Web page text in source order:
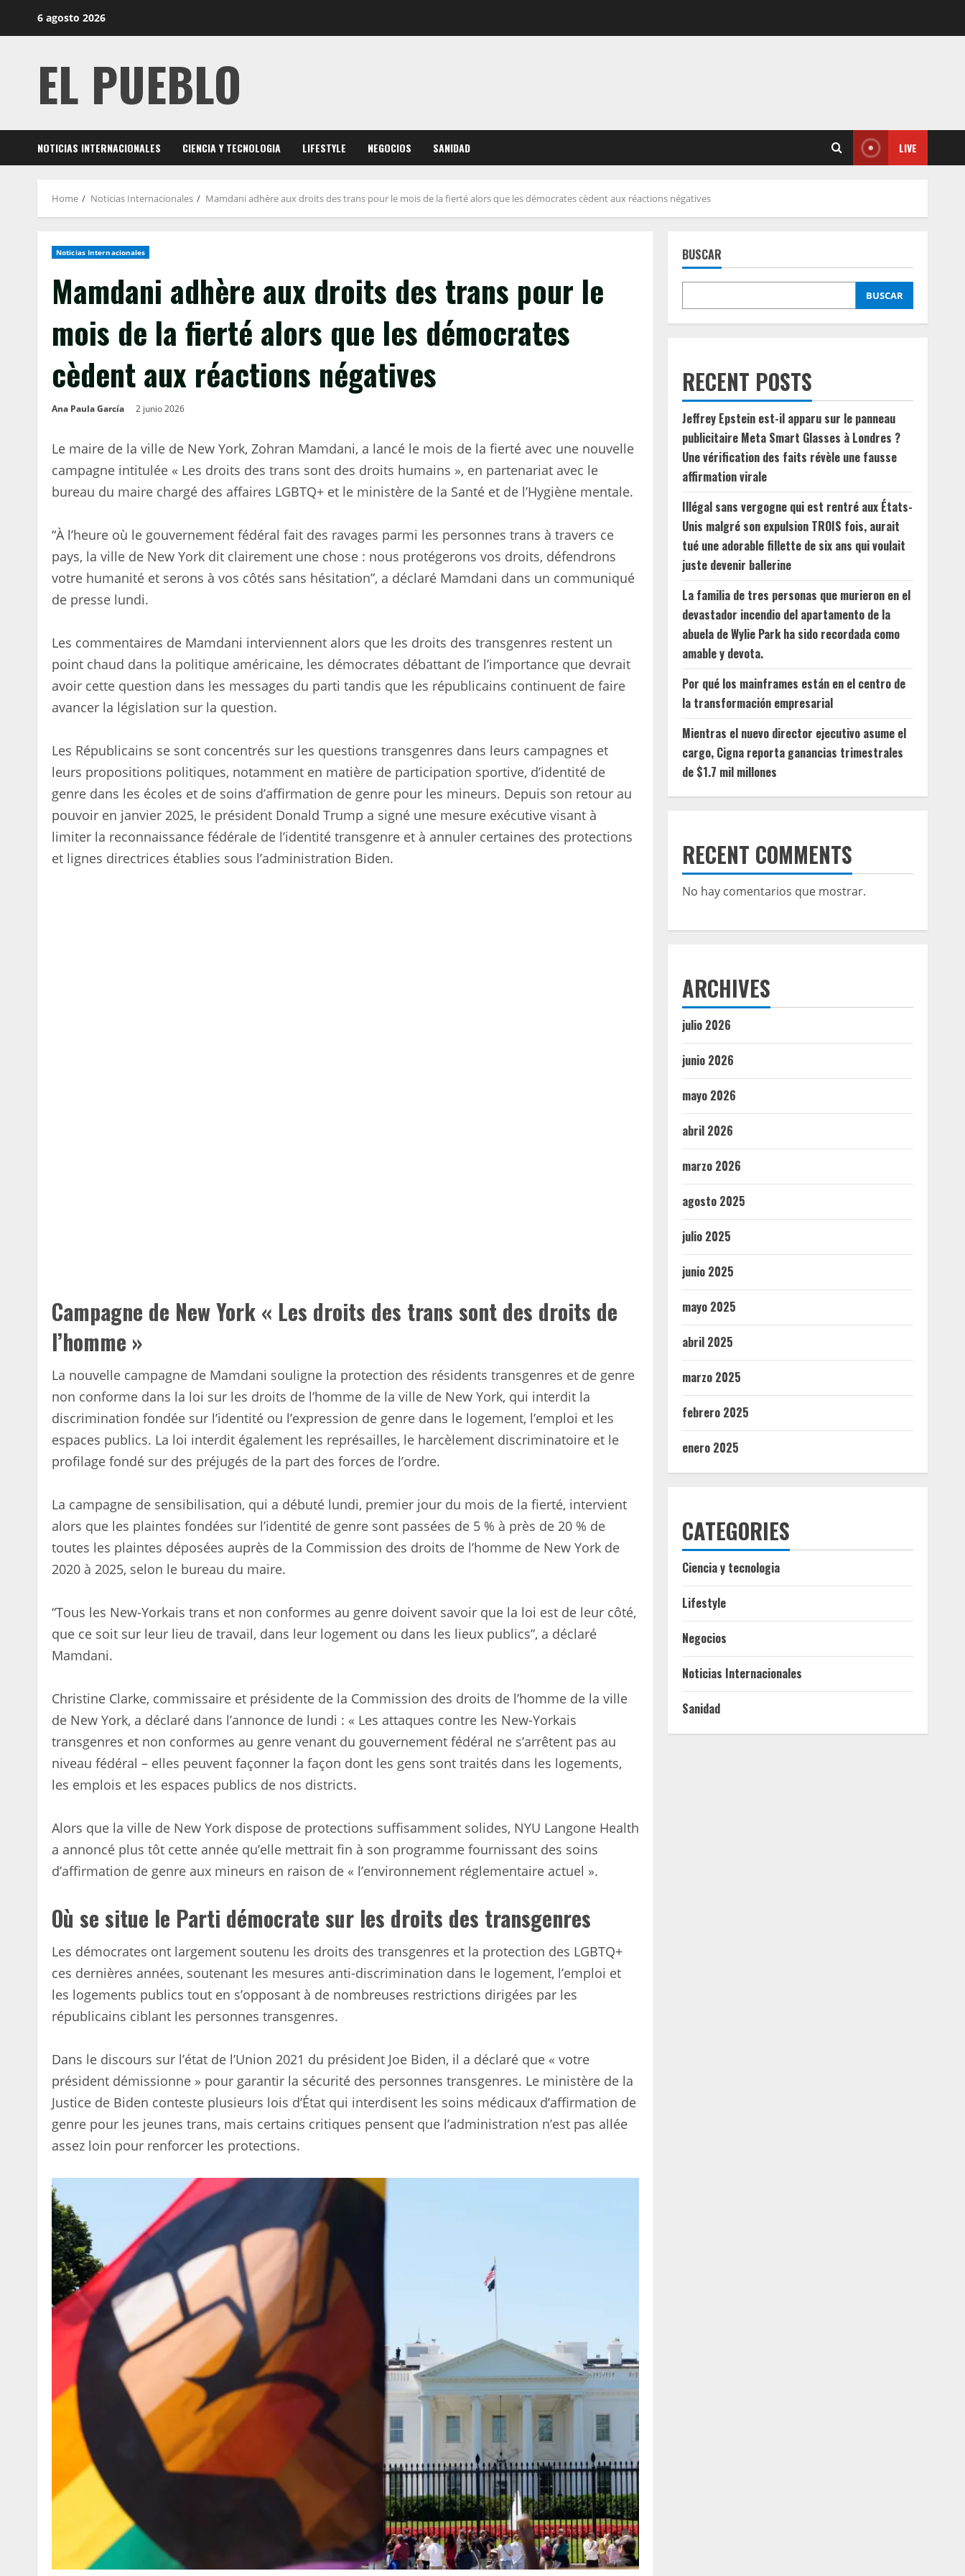
6 agosto 2026
EL PUEBLO
NOTICIAS INTERNACIONALES CIENCIA Y TECNOLOGIA LIFESTYLE NEGOCIOS SANIDAD LIVE
Home Noticias Internacionales Mamdani adhère aux droits des trans pour le mois de la fierté alors que les démocrates cèdent aux réactions négatives
Noticias Internacionales
Mamdani adhère aux droits des trans pour le
mois de la fierté alors que les démocrates
cèdent aux réactions négatives
Ana Paula García 2 junio 2026
Le maire de la ville de New York, Zohran Mamdani, a lancé le mois de la fierté avec une nouvelle
campagne intitulée « Les droits des trans sont des droits humains », en partenariat avec le
bureau du maire chargé des affaires LGBTQ+ et le ministère de la Santé et de l’Hygiène mentale.
“À l’heure où le gouvernement fédéral fait des ravages parmi les personnes trans à travers ce
pays, la ville de New York dit clairement une chose : nous protégerons vos droits, défendrons
votre humanité et serons à vos côtés sans hésitation”, a déclaré Mamdani dans un communiqué
de presse lundi.
Les commentaires de Mamdani interviennent alors que les droits des transgenres restent un
point chaud dans la politique américaine, les démocrates débattant de l’importance que devrait
avoir cette question dans les messages du parti tandis que les républicains continuent de faire
avancer la législation sur la question.
Les Républicains se sont concentrés sur les questions transgenres dans leurs campagnes et
leurs propositions politiques, notamment en matière de participation sportive, d’identité de
genre dans les écoles et de soins d’affirmation de genre pour les mineurs. Depuis son retour au
pouvoir en janvier 2025, le président Donald Trump a signé une mesure exécutive visant à
limiter la reconnaissance fédérale de l’identité transgenre et à annuler certaines des protections
et lignes directrices établies sous l’administration Biden.
Campagne de New York « Les droits des trans sont des droits de
l’homme »
La nouvelle campagne de Mamdani souligne la protection des résidents transgenres et de genre
non conforme dans la loi sur les droits de l’homme de la ville de New York, qui interdit la
discrimination fondée sur l’identité ou l’expression de genre dans le logement, l’emploi et les
espaces publics. La loi interdit également les représailles, le harcèlement discriminatoire et le
profilage fondé sur des préjugés de la part des forces de l’ordre.
La campagne de sensibilisation, qui a débuté lundi, premier jour du mois de la fierté, intervient
alors que les plaintes fondées sur l’identité de genre sont passées de 5 % à près de 20 % de
toutes les plaintes déposées auprès de la Commission des droits de l’homme de New York de
2020 à 2025, selon le bureau du maire.
“Tous les New-Yorkais trans et non conformes au genre doivent savoir que la loi est de leur côté,
que ce soit sur leur lieu de travail, dans leur logement ou dans les lieux publics”, a déclaré
Mamdani.
Christine Clarke, commissaire et présidente de la Commission des droits de l’homme de la ville
de New York, a déclaré dans l’annonce de lundi : « Les attaques contre les New-Yorkais
transgenres et non conformes au genre venant du gouvernement fédéral ne s’arrêtent pas au
niveau fédéral – elles peuvent façonner la façon dont les gens sont traités dans les logements,
les emplois et les espaces publics de nos districts.
Alors que la ville de New York dispose de protections suffisamment solides, NYU Langone Health
a annoncé plus tôt cette année qu’elle mettrait fin à son programme fournissant des soins
d’affirmation de genre aux mineurs en raison de « l’environnement réglementaire actuel ».
Où se situe le Parti démocrate sur les droits des transgenres
Les démocrates ont largement soutenu les droits des transgenres et la protection des LGBTQ+
ces dernières années, soutenant les mesures anti-discrimination dans le logement, l’emploi et
les logements publics tout en s’opposant à de nombreuses restrictions dirigées par les
républicains ciblant les personnes transgenres.
Dans le discours sur l’état de l’Union 2021 du président Joe Biden, il a déclaré que « votre
président démissionne » pour garantir la sécurité des personnes transgenres. Le ministère de la
Justice de Biden conteste plusieurs lois d’État qui interdisent les soins médicaux d’affirmation de
genre pour les jeunes trans, mais certains critiques pensent que l’administration n’est pas allée
assez loin pour renforcer les protections.
BUSCAR
BUSCAR
RECENT POSTS
Jeffrey Epstein est-il apparu sur le panneau
publicitaire Meta Smart Glasses à Londres ?
Une vérification des faits révèle une fausse
affirmation virale
Illégal sans vergogne qui est rentré aux États-
Unis malgré son expulsion TROIS fois, aurait
tué une adorable fillette de six ans qui voulait
juste devenir ballerine
La familia de tres personas que murieron en el
devastador incendio del apartamento de la
abuela de Wylie Park ha sido recordada como
amable y devota.
Por qué los mainframes están en el centro de
la transformación empresarial
Mientras el nuevo director ejecutivo asume el
cargo, Cigna reporta ganancias trimestrales
de $1.7 mil millones
RECENT COMMENTS
No hay comentarios que mostrar.
ARCHIVES
julio 2026
junio 2026
mayo 2026
abril 2026
marzo 2026
agosto 2025
julio 2025
junio 2025
mayo 2025
abril 2025
marzo 2025
febrero 2025
enero 2025
CATEGORIES
Ciencia y tecnologia
Lifestyle
Negocios
Noticias Internacionales
Sanidad